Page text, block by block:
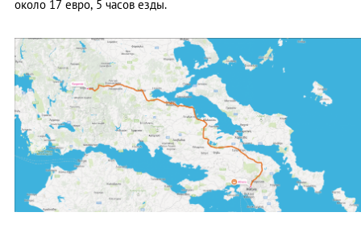
около 17 евро, 5 часов езды.